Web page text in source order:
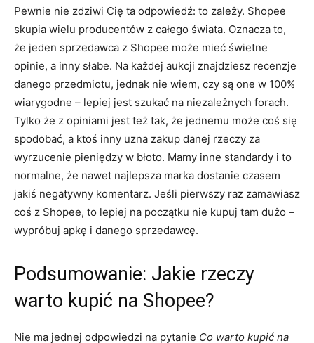
Pewnie nie zdziwi Cię ta odpowiedź: to zależy. Shopee
skupia wielu producentów z całego świata. Oznacza to,
że jeden sprzedawca z Shopee może mieć świetne
opinie, a inny słabe. Na każdej aukcji znajdziesz recenzje
danego przedmiotu, jednak nie wiem, czy są one w 100%
wiarygodne – lepiej jest szukać na niezależnych forach.
Tylko że z opiniami jest też tak, że jednemu może coś się
spodobać, a ktoś inny uzna zakup danej rzeczy za
wyrzucenie pieniędzy w błoto. Mamy inne standardy i to
normalne, że nawet najlepsza marka dostanie czasem
jakiś negatywny komentarz. Jeśli pierwszy raz zamawiasz
coś z Shopee, to lepiej na początku nie kupuj tam dużo –
wypróbuj apkę i danego sprzedawcę.
Podsumowanie: Jakie rzeczy
warto kupić na Shopee?
Nie ma jednej odpowiedzi na pytanie Co warto kupić na